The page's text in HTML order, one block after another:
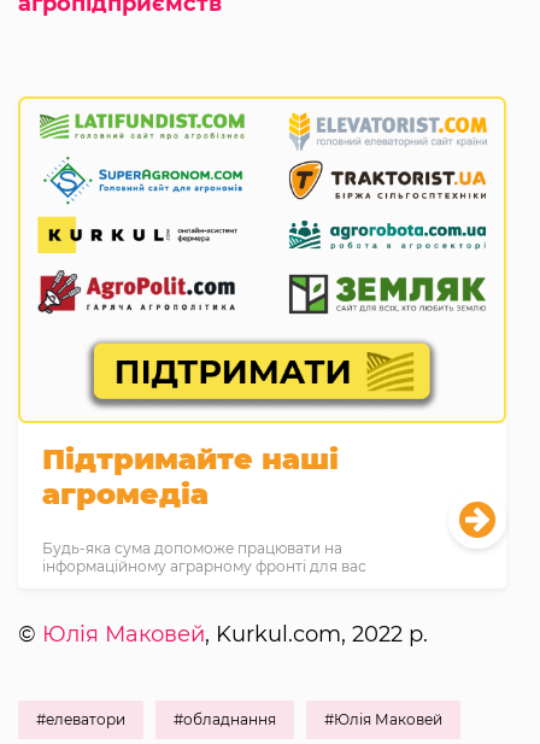
Підтримайте наші
агромедіа
Будь-яка сума допоможе працювати на
інформаційному аграрному фронті для вас
© Юлія Маковей, Kurkul.com, 2022 р.
#елеватори #обладнання #Юлія Маковей